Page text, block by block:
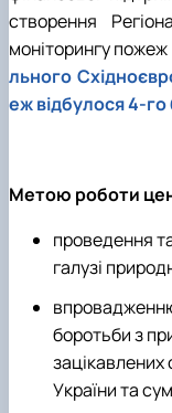
створення
моніторингу
льного
еж відбулося 4-
Метою роботи
проведення
галузі
боротьби з
зацікавлених
України та